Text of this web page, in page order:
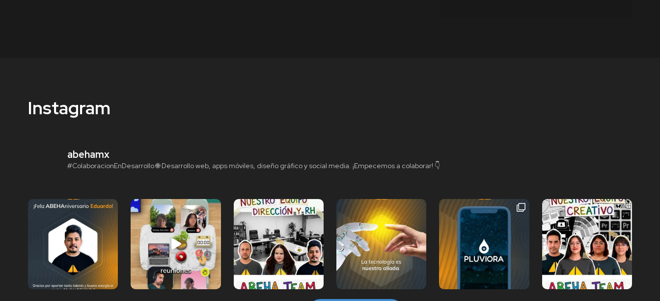
Instagram
abehamx
#ColaboracionEnDesarrollo🌐 Desarrollo web, apps móviles, diseño gráfico y social media. ¡Empecemos a colaborar! 👇